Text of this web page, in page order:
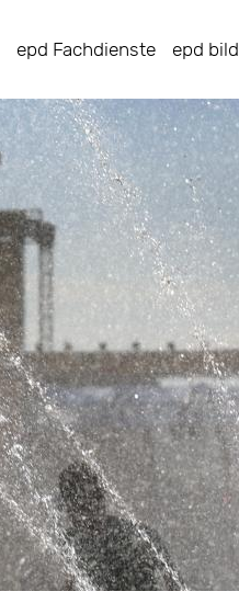
epd Fachdienste epd bild